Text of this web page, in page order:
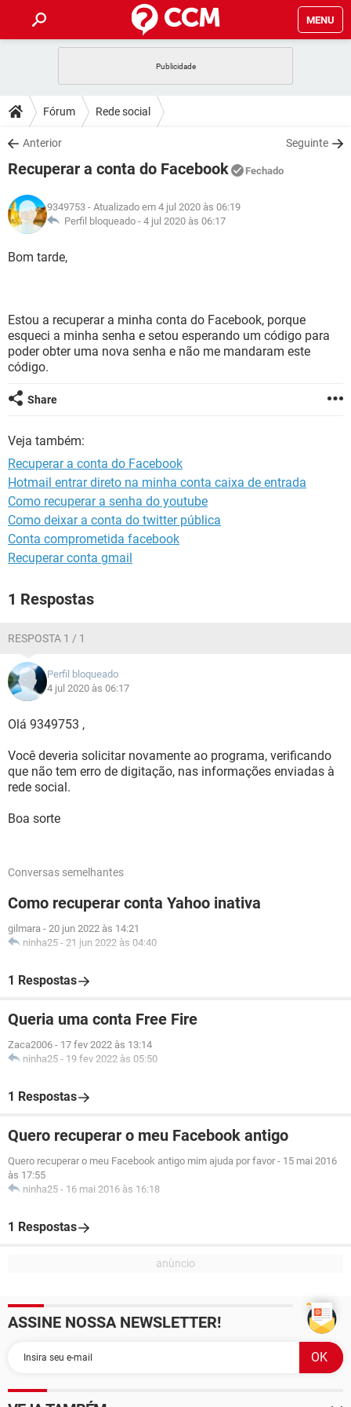
MENU
CELULAR
OUTLOOK
INSTAGRAM GMAIL
GUIA DE COMPRAS
DICAS
JOGOS
INSTAGRAM GMAIL
GUIA DE COMPRAS
DOWNLOADS
JOGOS WHATSAPP
CELULAR
OUTLOOK EXCEL
INSTAGRAM
FÓRUM
JOGOS WHATSAPP
CELULAR
OUTLOOK
GUIA DE COMPRAS
GLOSSÁRIO
INSTAGRAM
GUIA DE COMPRAS
Fórum Rede social
Anterior Seguinte
Recuperar a conta do Facebook Fechado
9349753 - Atualizado em 4 jul 2020 às 06:19
Perfil bloqueado - 4 jul 2020 às 06:17
Bom tarde,
Estou a recuperar a minha conta do Facebook, porque
esqueci a minha senha e setou esperando um código para
poder obter uma nova senha e não me mandaram este
código.
Share
Veja também:
Recuperar a conta do Facebook
Hotmail entrar direto na minha conta caixa de entrada
Como recuperar a senha do youtube
Como deixar a conta do twitter pública
Conta comprometida facebook
Recuperar conta gmail
1 Respostas
RESPOSTA 1 / 1
Perfil bloqueado
4 jul 2020 às 06:17
Olá 9349753 ,
Você deveria solicitar novamente ao programa, verificando
que não tem erro de digitação, nas informações enviadas à
rede social.
Boa sorte
Conversas semelhantes
Como recuperar conta Yahoo inativa
gilmara - 20 jun 2022 às 14:21
ninha25 - 21 jun 2022 às 04:40
1 Respostas
Queria uma conta Free Fire
Zaca2006 - 17 fev 2022 às 13:14
ninha25 - 19 fev 2022 às 05:50
1 Respostas
Quero recuperar o meu Facebook antigo
Quero recuperar o meu Facebook antigo mim ajuda por favor - 15 mai 2016
às 17:55
ninha25 - 16 mai 2016 às 16:18
1 Respostas
ASSINE NOSSA NEWSLETTER!